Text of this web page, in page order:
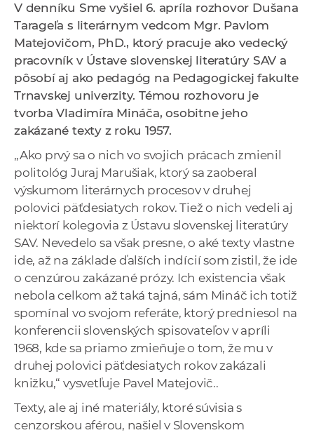
a
c
h
a
p
S
V
V denníku Sme vyšiel 6. apríla rozhovor Dušana
Tarageľa s literárnym vedcom Mgr. Pavlom
Matejovičom, PhD., ktorý pracuje ako vedecký
pracovník v Ústave slovenskej literatúry SAV a
pôsobí aj ako pedagóg na Pedagogickej fakulte
Trnavskej univerzity. Témou rozhovoru je
tvorba Vladimíra Mináča, osobitne jeho
zakázané texty z roku 1957.
„Ako prvý sa o nich vo svojich prácach zmienil
politológ Juraj Marušiak, ktorý sa zaoberal
výskumom literárnych procesov v druhej
polovici päťdesiatych rokov. Tiež o nich vedeli aj
niektorí kolegovia z Ústavu slovenskej literatúry
SAV. Nevedelo sa však presne, o aké texty vlastne
ide, až na základe ďalších indícií som zistil, že ide
o cenzúrou zakázané prózy. Ich existencia však
nebola celkom až taká tajná, sám Mináč ich totiž
spomínal vo svojom referáte, ktorý predniesol na
konferencii slovenských spisovateľov v apríli
1968, kde sa priamo zmieňuje o tom, že mu v
druhej polovici päťdesiatych rokov zakázali
knižku,“ vysvetľuje Pavel Matejovič..
Texty, ale aj iné materiály, ktoré súvisia s
cenzorskou aférou, našiel v Slovenskom